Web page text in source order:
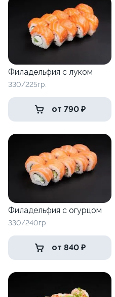
Филадельфия с луком
330/225гр.
от 790 ₽
Филадельфия с огурцом
330/240гр.
от 840 ₽